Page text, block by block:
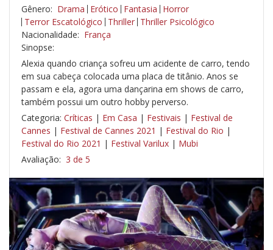
Gênero: Drama Erótico Fantasia Horror
Terror Escatológico Thriller Thriller Psicológico
Nacionalidade: França
Sinopse:
Alexia quando criança sofreu um acidente de carro, tendo
em sua cabeça colocada uma placa de titânio. Anos se
passam e ela, agora uma dançarina em shows de carro,
também possui um outro hobby perverso.
Categoria: Críticas | Em Casa | Festivais | Festival de
Cannes | Festival de Cannes 2021 | Festival do Rio |
Festival do Rio 2021 | Festival Varilux | Mubi
Avaliação: 3 de 5